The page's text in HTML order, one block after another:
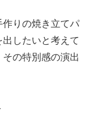
りの焼き立てパ
したいと考えて
の特別感の演出